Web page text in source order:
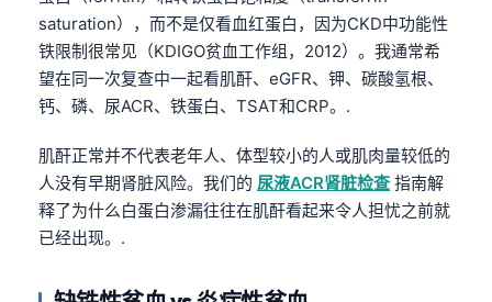
saturation），而不是仅看血红蛋白，因为CKD中功能性
铁限制很常见（KDIGO贫血工作组，2012）。我通常希
望在同一次复查中一起看肌酐、eGFR、钾、碳酸氢根、
钙、磷、尿ACR、铁蛋白、TSAT和CRP。.
肌酐正常并不代表老年人、体型较小的人或肌肉量较低的
人没有早期肾脏风险。我们的 尿液ACR肾脏检查 指南解
释了为什么白蛋白渗漏往往在肌酐看起来令人担忧之前就
已经出现。.